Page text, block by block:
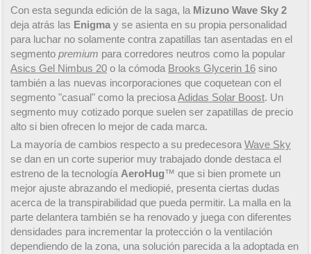
Con esta segunda edición de la saga, la Mizuno Wave Sky 2
deja atrás las Enigma y se asienta en su propia personalidad
para luchar no solamente contra zapatillas tan asentadas en el
segmento premium para corredores neutros como la popular
Asics Gel Nimbus 20 o la cómoda Brooks Glycerin 16 sino
también a las nuevas incorporaciones que coquetean con el
segmento "casual" como la preciosaAdidas Solar Boost. Un
segmento muy cotizado porque suelen ser zapatillas de precio
alto si bien ofrecen lo mejor de cada marca.
La mayoría de cambios respecto a su predecesora Wave Sky
se dan en un corte superior muy trabajado donde destaca el
estreno de la tecnología AeroHug™ que si bien promete un
mejor ajuste abrazando el mediopié, presenta ciertas dudas
acerca de la transpirabilidad que pueda permitir. La malla en la
parte delantera también se ha renovado y juega con diferentes
densidades para incrementar la protección o la ventilación
dependiendo de la zona, una solución parecida a la adoptada en